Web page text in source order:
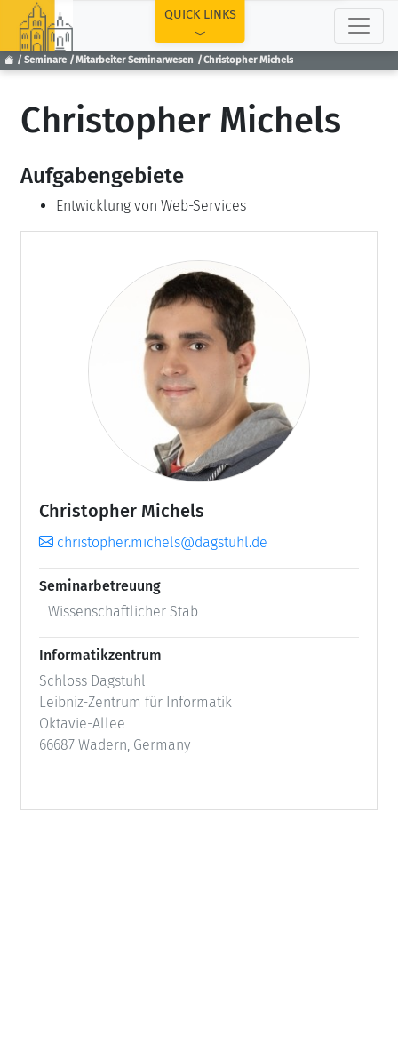
Seminare Mitarbeiter Seminarwesen Christopher Michels
QUICK LINKS
Christopher Michels
Aufgabengebiete
Entwicklung von Web-Services
Christopher Michels
christopher.michels@dagstuhl.de
Seminarbetreuung
Wissenschaftlicher Stab
Informatikzentrum
Schloss Dagstuhl
Leibniz-Zentrum für Informatik
Oktavie-Allee
66687 Wadern, Germany